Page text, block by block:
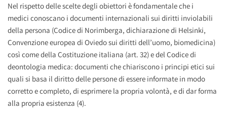
Nel rispetto delle scelte degli obiettori è fondamentale che i
medici conoscano i documenti internazionali sui diritti inviolabili
della persona (Codice di Norimberga, dichiarazione di Helsinki,
Convenzione europea di Oviedo sui diritti dell’uomo, biomedicina)
così come della Costituzione italiana (art. 32) e del Codice di
deontologia medica: documenti che chiariscono i principi etici sui
quali si basa il diritto delle persone di essere informate in modo
corretto e completo, di esprimere la propria volontà, e di dar forma
alla propria esistenza (4).